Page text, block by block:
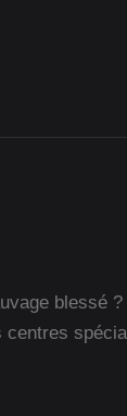
blessé